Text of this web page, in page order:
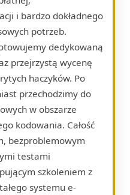
i bardzo dokładnego
potrzeb.
dedykowaną
przejrzystą wycenę
haczyków. Po
przechodzimy do
w obszarze
kodowania. Całość
bezproblemowym
testami
szkoleniem z
systemu e-